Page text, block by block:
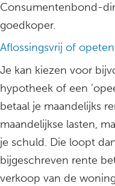
Consumentenbond-
goedkoper.
Aflossingsvrij of opeten
Je kan kiezen voor
hypotheek of een
betaal je maandelijks
maandelijkse lasten,
je schuld. Die loopt
bijgeschreven rente
verkoop van de